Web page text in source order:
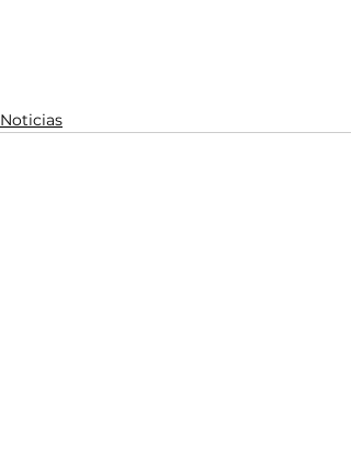
Noticias